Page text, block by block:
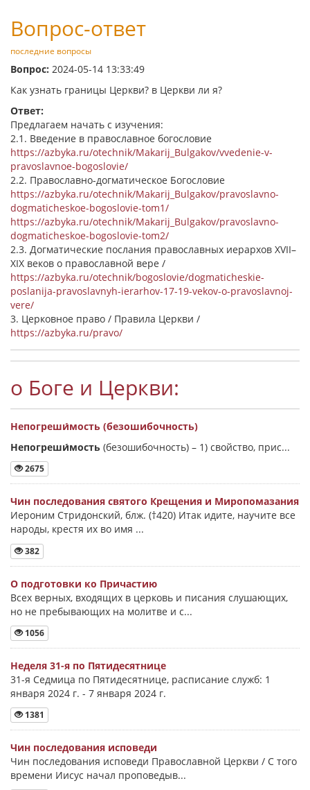
Вопрос-ответ
последние вопросы
Вопрос: 2024-05-14 13:33:49
Как узнать границы Церкви? в Церкви ли я?
Ответ:
Предлагаем начать с изучения:
2.1. Введение в православное богословие
https://azbyka.ru/otechnik/Makarij_Bulgakov/vvedenie-v-
pravoslavnoe-bogoslovie/
2.2. Православно-догматическое Богословие
https://azbyka.ru/otechnik/Makarij_Bulgakov/pravoslavno-
dogmaticheskoe-bogoslovie-tom1/
https://azbyka.ru/otechnik/Makarij_Bulgakov/pravoslavno-
dogmaticheskoe-bogoslovie-tom2/
2.3. Догматические послания православных иерархов XVII–
XIX веков о православной вере /
https://azbyka.ru/otechnik/bogoslovie/dogmaticheskie-
poslanija-pravoslavnyh-ierarhov-17-19-vekov-o-pravoslavnoj-
vere/
3. Церковное право / Правила Церкви /
https://azbyka.ru/pravo/
о Боге и Церкви:
Непогреши́мость (безошибочность)
Непогреши́мость (безошибочность) – 1) свойство, прис...
2675
Чин последования святого Крещения и Миропомазания
Иероним Стридонский, блж. (†420) Итак идите, научите все
народы, крестя их во имя ...
382
О подготовки ко Причастию
Всех верных, входящих в церковь и писания слушающих,
но не пребывающих на молитве и с...
1056
Неделя 31-я по Пятидесятнице
31-я Седмица по Пятидесятнице, расписание служб: 1
января 2024 г. - 7 января 2024 г.
1381
Чин последования исповеди
Чин последования исповеди Православной Церкви / С того
времени Иисус начал проповедыв...